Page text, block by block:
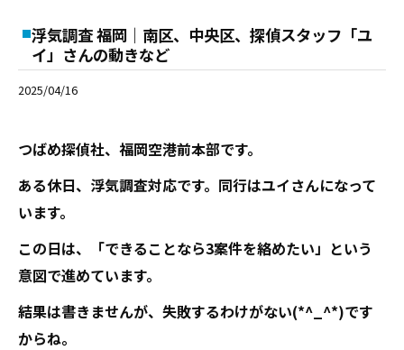
浮気調査 福岡｜南区、中央区、探偵スタッフ「ユ
イ」さんの動きなど
2025/04/16
つばめ探偵社、福岡空港前本部です。
ある休日、浮気調査対応です。同行はユイさんになって
います。
この日は、「できることなら3案件を絡めたい」という
意図で進めています。
結果は書きませんが、失敗するわけがない(*^_^*)です
からね。